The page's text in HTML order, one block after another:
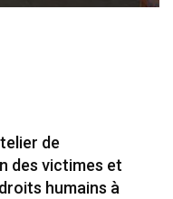
de
des victimes et
humains à